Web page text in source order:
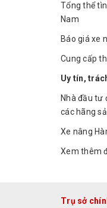
Tổng thể
Nam
Báo giá xe
Cung cấp
Uy tín,
Nhà đầu tư
các hãng
Xe nâng
Xem thêm
Trụ sở